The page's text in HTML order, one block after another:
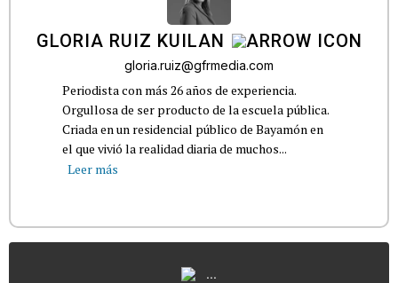
GLORIA RUIZ KUILAN
gloria.ruiz@gfrmedia.com
Periodista con más 26 años de experiencia.
Orgullosa de ser producto de la escuela pública.
Criada en un residencial público de Bayamón en
el que vivió la realidad diaria de muchos...
Leer más
...